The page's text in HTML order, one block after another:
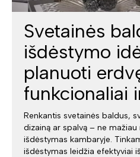
Svetainės
išdėstymo
planuoti
funkcionaliai
Renkantis svetainės baldus,
dizainą ar spalvą – ne
išdėstymas kambaryje.
išdėstymas leidžia efektyviai